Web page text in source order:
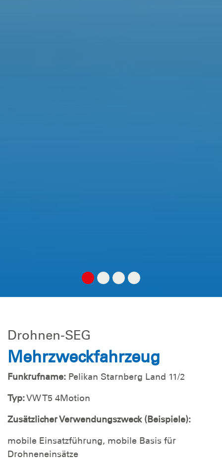
Drohnen-SEG
Mehrzweckfahrzeug
Funkrufname: Pelikan Starnberg Land 11/2
Typ:VW T5 4Motion
Zusätzlicher Verwendungszweck (Beispiele):
mobile Einsatzführung, mobile Basis für
Drohneneinsätze